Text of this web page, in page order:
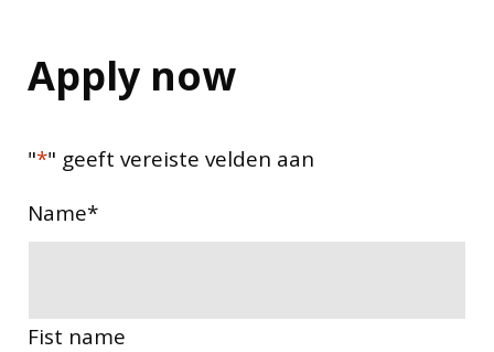
Apply now
"*" geeft vereiste velden aan
Name*
Fist name